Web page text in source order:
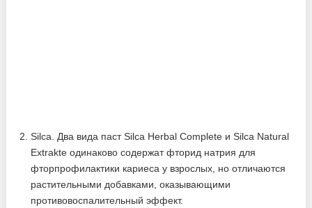
Silca. Два вида паст Silca Herbal Complete и Silca Natural
Extrakte одинаково содержат фторид натрия для
фторпрофилактики кариеса у взрослых, но отличаются
растительными добавками, оказывающими
противовоспалительный эффект.